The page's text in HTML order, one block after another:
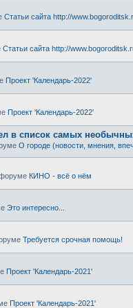
Статьи сайта http://
Статьи сайта http://
Проект 'Календарь-2022'
Проект 'Календарь-2022'
в список самых
О городе (новости, мнения,
КИНО - всё о нём
Это интересно...
Требуется срочная помощь!
Проект 'Календарь-2021'
Проект 'Календарь-2021'